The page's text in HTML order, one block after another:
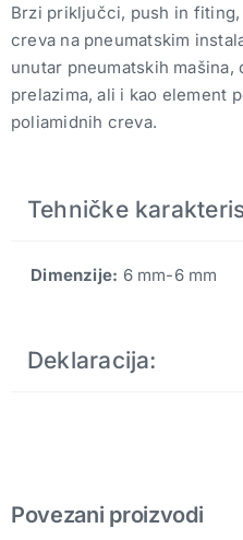
Brzi priključci, push in
creva na pneumatskim
unutar pneumatskih mašina,
prelazima, ali i kao element
poliamidnih creva.
Tehničke
Dimenzije: 6 mm-6 mm
Deklaracija:
Povezani proizvodi